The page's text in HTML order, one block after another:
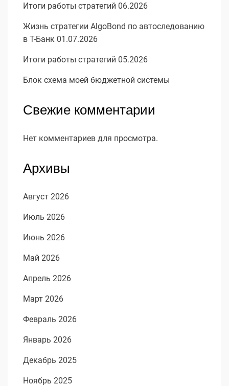
Итоги работы стратегий 06.2026
Жизнь стратегии AlgoBond по автоследованию
в Т-Банк 01.07.2026
Итоги работы стратегий 05.2026
Блок схема моей бюджетной системы
Свежие комментарии
Нет комментариев для просмотра.
Архивы
Август 2026
Июль 2026
Июнь 2026
Май 2026
Апрель 2026
Март 2026
Февраль 2026
Январь 2026
Декабрь 2025
Ноябрь 2025